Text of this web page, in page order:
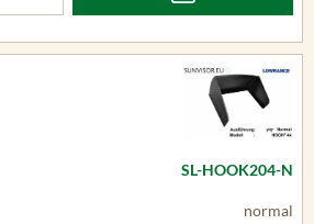
SL-HOOK204-N
normal